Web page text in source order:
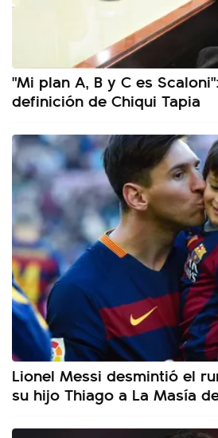
"Mi plan A, B y C es
definición de Chiqui Tapia
Lionel Messi desmintió el
su hijo Thiago a La Masía